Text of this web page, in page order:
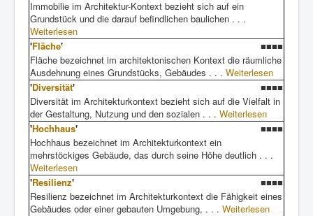
Immobilie im Architektur-Kontext bezieht sich auf ein
Grundstück und die darauf befindlichen baulichen . . .
Weiterlesen
'Fläche'
■■■■
Fläche bezeichnet im architektonischen Kontext die räumliche
Ausdehnung eines Grundstücks, Gebäudes . . . Weiterlesen
'Diversität'
■■■■
Diversität im Architekturkontext bezieht sich auf die Vielfalt in
der Gestaltung, Nutzung und den sozialen . . . Weiterlesen
'Hochhaus'
■■■■
Hochhaus bezeichnet im Architekturkontext ein
mehrstöckiges Gebäude, das durch seine Höhe deutlich . . .
Weiterlesen
'Resilienz'
■■■■
Resilienz bezeichnet im Architekturkontext die Fähigkeit eines
Gebäudes oder einer gebauten Umgebung, . . . Weiterlesen